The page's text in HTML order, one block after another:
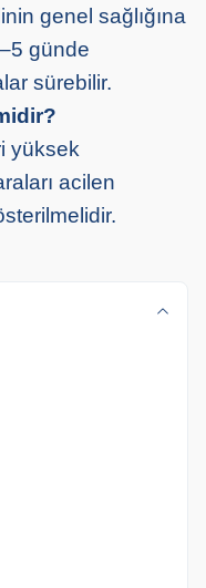
genel sağlığına
günde
sürebilir.
yüksek
acilen